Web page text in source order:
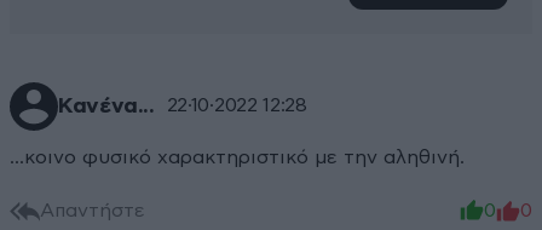
Κανένα... 22·10·2022 12:28
...κοινο φυσικό χαρακτηριστικό με την αληθινή.
Απαντήστε 0 0